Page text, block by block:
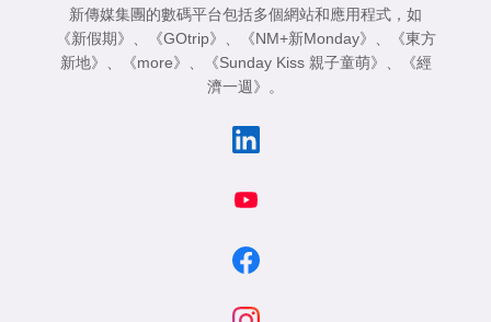
新傳媒集團的數碼平台包括多個網站和應用程式，如
《新假期》
《GOtrip》 《NM+新Monday》
《東方
新地》
《more》 《Sunday Kiss 親子童萌》
《經
濟一週》
。